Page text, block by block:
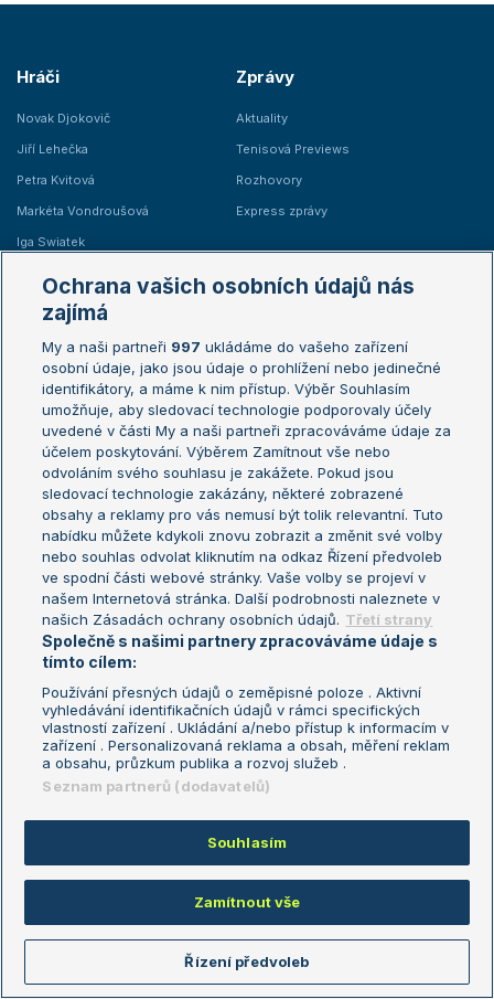
Hráči
Novak Djokovič
Jiří Lehečka
Petra Kvitová
Markéta Vondroušová
Iga Swiatek
Zprávy
Aktuality
Tenisová Previews
Rozhovory
Express zprávy
Žebříčky
Žebříček ATP (muži)
Žebříček WTA (ženy)
Sázkařský žebříček
Australian Open
French Open
Wimbledon
US Open
Turnaj mistrů
Turnaj mistryň
Aktualní trendy
Fotbalové přestupy
Livesport Daily
LS Prague Open
Podmínky užití
Nastavení soukromí
GDPR a žurnalistika
Reklama
Kontakt
Informace o zpracování osobních
údajů
Copyright © 2008-2026 TenisPortal.cz. Využíváme zpravodajství ČTK.
Ochrana vašich osobních údajů nás
zajímá
My a naši partneři 997 ukládáme do vašeho zařízení
osobní údaje, jako jsou údaje o prohlížení nebo jedinečné
identifikátory, a máme k nim přístup. Výběr Souhlasím
umožňuje, aby sledovací technologie podporovaly účely
uvedené v části My a naši partneři zpracováváme údaje za
účelem poskytování. Výběrem Zamítnout vše nebo
odvoláním svého souhlasu je zakážete. Pokud jsou
sledovací technologie zakázány, některé zobrazené
obsahy a reklamy pro vás nemusí být tolik relevantní. Tuto
nabídku můžete kdykoli znovu zobrazit a změnit své volby
nebo souhlas odvolat kliknutím na odkaz Řízení předvoleb
ve spodní části webové stránky. Vaše volby se projeví v
našem Internetová stránka. Další podrobnosti naleznete v
našich Zásadách ochrany osobních údajů. Třetí strany
Společně s našimi partnery zpracováváme údaje s
tímto cílem:
Používání přesných údajů o zeměpisné poloze . Aktivní
vyhledávání identifikačních údajů v rámci specifických
vlastností zařízení . Ukládání a/nebo přístup k informacím v
zařízení . Personalizovaná reklama a obsah, měření reklam
a obsahu, průzkum publika a rozvoj služeb .
Seznam partnerů (dodavatelů)
Souhlasím
Zamítnout vše
Řízení předvoleb